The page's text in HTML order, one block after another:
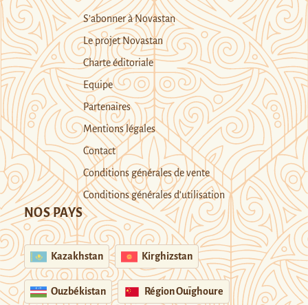
S’abonner à Novastan
Le projet Novastan
Charte éditoriale
Equipe
Partenaires
Mentions légales
Contact
Conditions générales de vente
Conditions générales d’utilisation
NOS PAYS
Kazakhstan Kirghizstan
Ouzbékistan Région Ouïghoure